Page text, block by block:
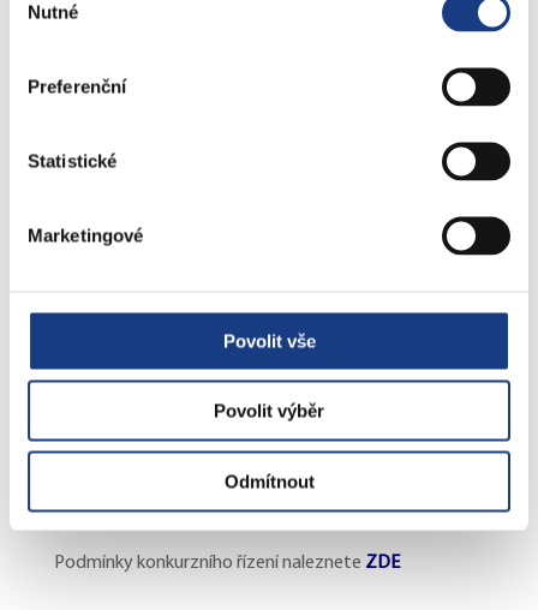
souhlasu
Nutné
Preferenční
Statistické
Marketingové
Povolit vše
Povolit výběr
Odmítnout
důvodu zrušit.
nutno doručit v uzavřené obálce tak, aby ji
(včetně) v podatelně Úřadu městské části Praha
5,nám. 14. října 1381/4, 150 22 Praha 5, o datu podání
Kontakt: tel.: 257000460 – Mgr. Jana Korecká, vedoucí
Odboru školství, e-mail: jana.korecka@praha5.cz
Podmínky konkurzního řízení naleznete ZDE